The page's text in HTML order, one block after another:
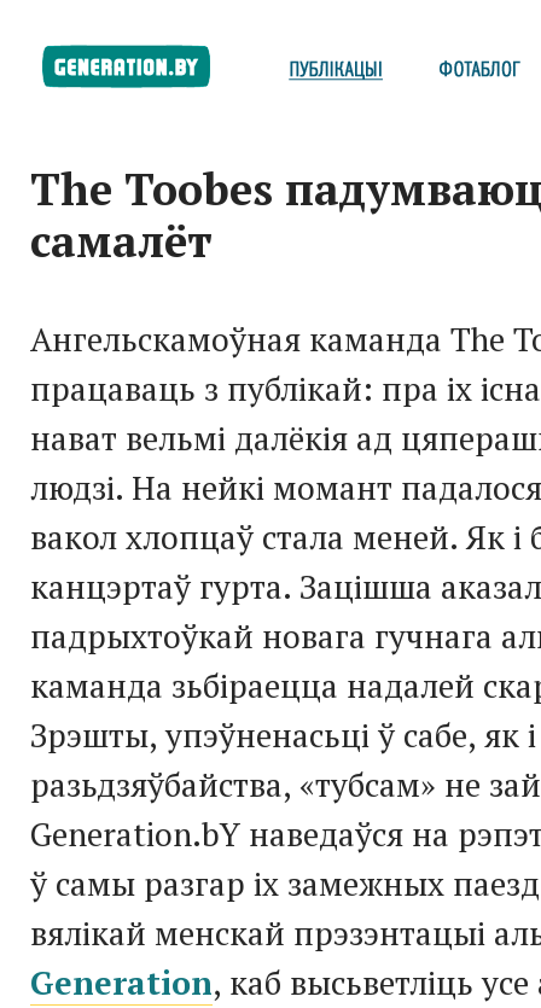
The Toobes
самалёт
Ангельскамоўная каманда The
працаваць з публікай: пра іх
нават вельмі далёкія ад
людзі. На нейкі момант
вакол хлопцаў стала меней. Як і
канцэртаў гурта. Зацішша
падрыхтоўкай новага гучнага
каманда зьбіраецца надалей
Зрэшты, упэўненасьці ў сабе, як і
разьдзяўбайства, «тубсам» не
Generation.bY наведаўся на
ў самы разгар іх замежных
вялікай менскай прэзэнтацыі
Generation, каб высьветліць усе